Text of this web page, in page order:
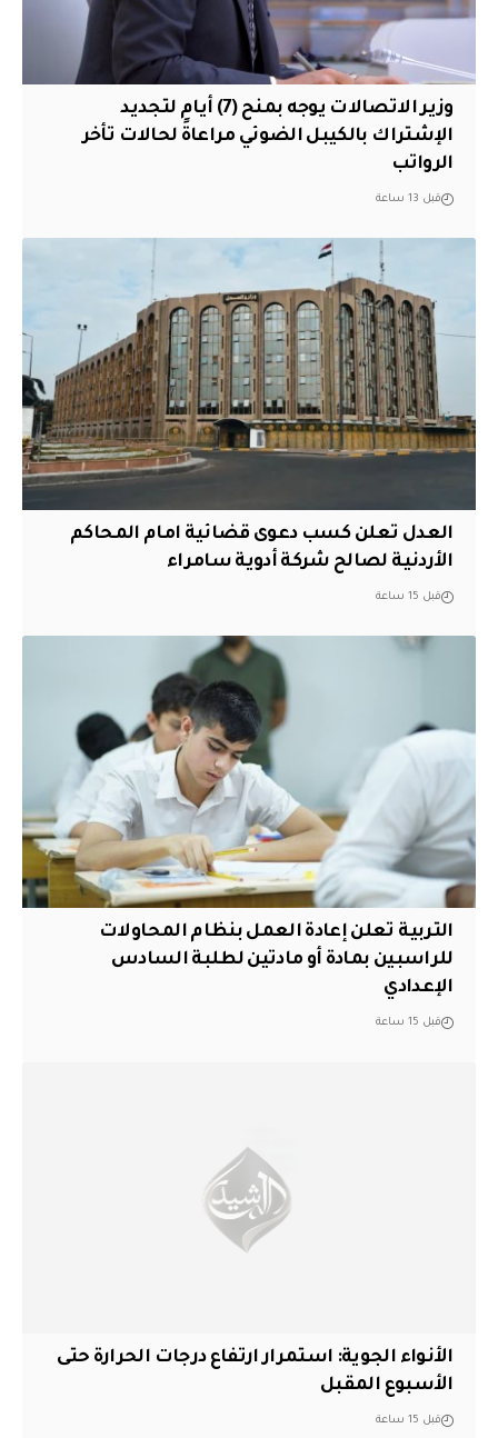
وزير الاتصالات يوجه بمنح (7) أيام لتجديد
الإشتراك بالكيبل الضوئي مراعاةً لحالات تأخر
الرواتب
قبل 13 ساعة
العدل تعلن كسب دعوى قضائية امام المحاكم
الأردنية لصالح شركة أدوية سامراء
قبل 15 ساعة
التربية تعلن إعادة العمل بنظام المحاولات
للراسبين بمادة أو مادتين لطلبة السادس
الإعدادي
قبل 15 ساعة
الأنواء الجوية: استمرار ارتفاع درجات الحرارة حتى
الأسبوع المقبل
قبل 15 ساعة